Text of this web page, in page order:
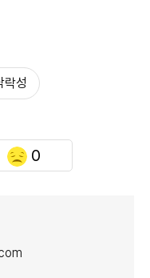
락성
0